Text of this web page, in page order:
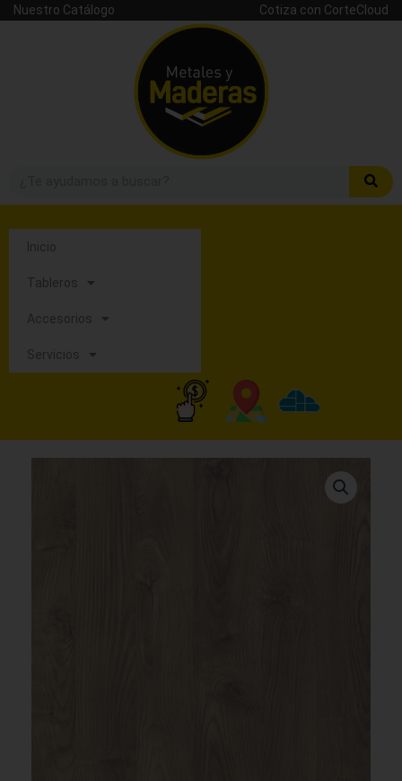
Nuestro Catálogo Cotiza con CorteCloud
Inicio
Tableros
Accesorios
Servicios